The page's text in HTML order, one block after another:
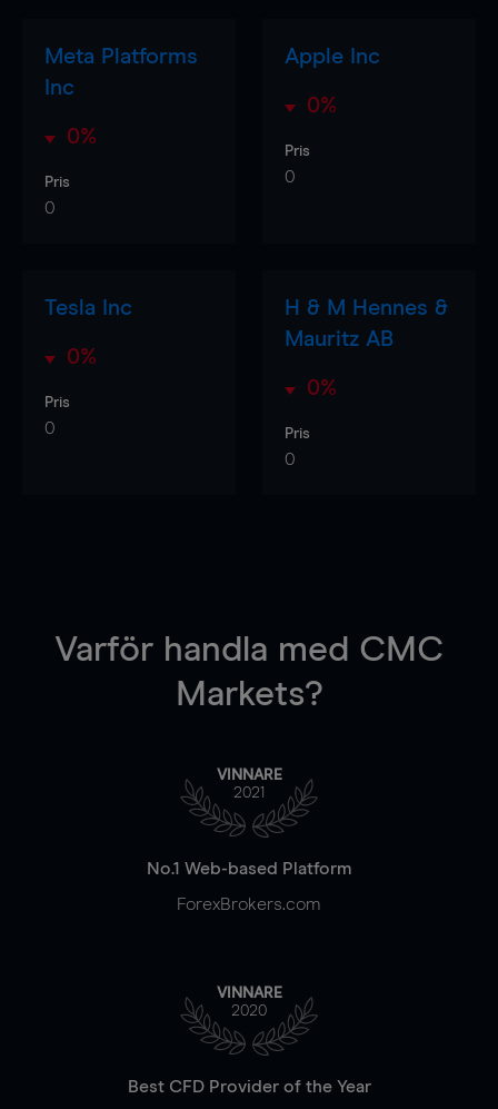
Meta Platforms
Inc
0%
Pris
0
Apple Inc
0%
Pris
0
Tesla Inc
0%
Pris
0
H & M Hennes &
Mauritz AB
0%
Pris
0
Varför handla med CMC
Markets?
VINNARE
2021
No.1 Web-based Platform
ForexBrokers.com
VINNARE
2020
Best CFD Provider of the Year